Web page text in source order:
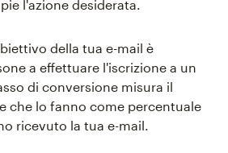
l'azione desiderata.
della tua e-mail è
a effettuare l'iscrizione a un
di conversione misura il
che lo fanno come percentuale
ricevuto la tua e-mail.